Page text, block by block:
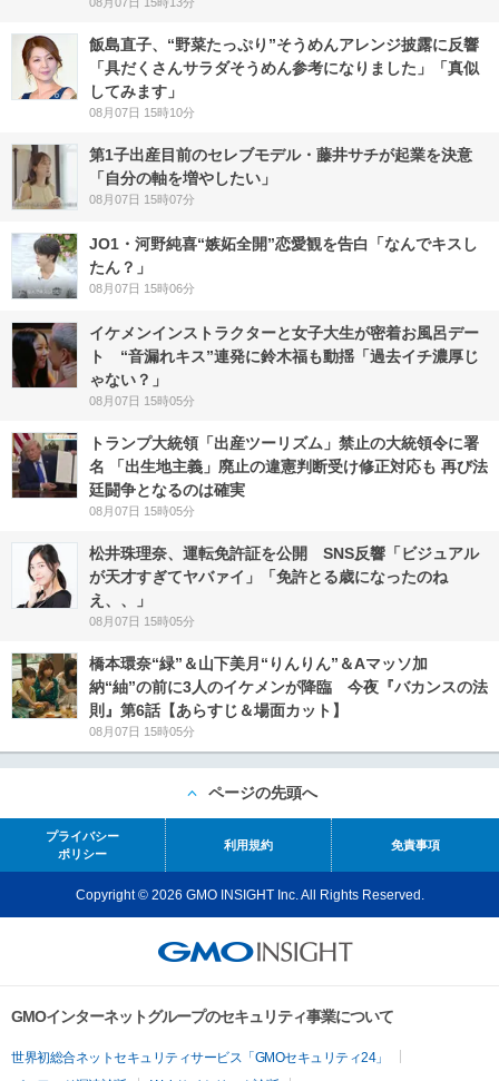
飯島直子、“野菜たっぷり”そうめんアレンジ披露に反響
「具だくさんサラダそうめん参考になりました」「真似
してみます」
08月07日 15時10分
第1子出産目前のセレブモデル・藤井サチが起業を決意
「自分の軸を増やしたい」
08月07日 15時07分
JO1・河野純喜“嫉妬全開”恋愛観を告白「なんでキスし
たん？」
08月07日 15時06分
イケメンインストラクターと女子大生が密着お風呂デー
ト “音漏れキス”連発に鈴木福も動揺「過去イチ濃厚じ
ゃない？」
08月07日 15時05分
トランプ大統領「出産ツーリズム」禁止の大統領令に署
名 「出生地主義」廃止の違憲判断受け修正対応も 再び法
廷闘争となるのは確実
08月07日 15時05分
松井珠理奈、運転免許証を公開 SNS反響「ビジュアル
が天才すぎてヤバァイ」「免許とる歳になったのね
え、、」
08月07日 15時05分
橋本環奈“緑”＆山下美月“りんりん”＆Aマッソ加
納“紬”の前に3人のイケメンが降臨 今夜『バカンスの法
則』第6話【あらすじ＆場面カット】
08月07日 15時05分
ページの先頭へ
プライバシー
ポリシー
利用規約 免責事項
Copyright © 2026 GMO INSIGHT Inc. All Rights Reserved.
GMOインターネットグループのセキュリティ事業について
世界初総合ネットセキュリティサービス「GMOセキュリティ24」